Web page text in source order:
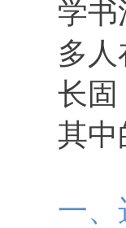
学书
多
长固
其中
一、